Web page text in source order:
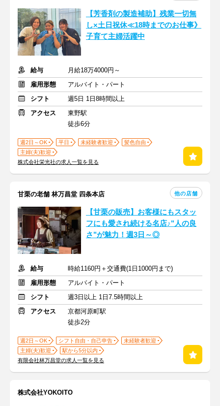
【芳香剤の製造補助】残業一切無
し×土日祝休≪18時までのお仕事》
子育て主婦活躍中
給与
月給18万4000円～
雇用形態
アルバイト・パート
シフト
週5日 1日8時間以上
アクセス
東野駅
徒歩6分
週2日～OK 平日 未経験者歓迎
髪色自由
主婦(夫)歓迎
株式会社栄光社の求人一覧を見る
甘栗の老舗 林万昌堂 四条本店 他の店舗
【甘栗の販売】お客様にもスタッ
フにも愛され続ける名店♪"人の良
さ"が魅力！週3日～◎
給与
時給1160円＋交通費(1日1000円まで)
雇用形態
アルバイト・パート
シフト
週3日以上 1日7.5時間以上
アクセス
京都河原町駅
徒歩2分
週2日～OK シフト自由・自己申告
未経験者歓迎
主婦(夫)歓迎
駅から5分以内
有限会社林万昌堂の求人一覧を見る
株式会社YOKOITO